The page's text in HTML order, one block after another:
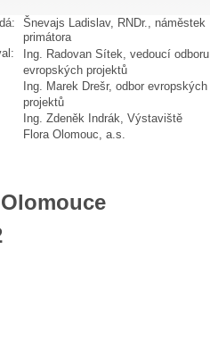
Šnevajs Ladislav, RNDr., náměstek
primátora
Ing. Radovan Sítek, vedoucí odboru
evropských projektů
Ing. Marek Drešr, odbor evropských
projektů
Ing. Zdeněk Indrák, Výstaviště
Flora Olomouc, a.s.